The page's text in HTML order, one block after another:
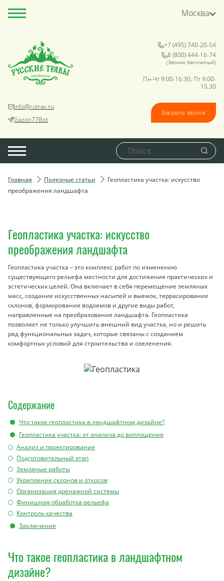
Москва
info@rutrav.ru
Gazon77Bot
+7 (495) 740-20-54
8 (800) 444-16-74
(Звонок бесплатный)
Пн-Чт 9:00-16:30, Пт 9:00-
15.30
Заказать звонок
Главная Полезные статьи
Геопластика участка: искусство
преображения ландшафта
Геопластика участка: искусство
преображения ландшафта
Геопластика участка – это комплекс работ по изменению
существующего рельефа местности для достижения практических и
эстетических целей. Она включает в себя перемещение земляных
масс, создание искусственных насыпей и выемок, террасирование
склонов, формирование водоемов и другие виды работ,
направленные на преобразование ландшафта. Геопластика
позволяет не только улучшить внешний вид участка, но и решить
ряд функциональных задач, которые связаны с созданием
комфортных условий для строительства и озеленения.
Содержание
Что такое геопластика в ландшафтном дизайне?
Геопластика участка: от анализа до воплощения
Анализ и проектирование
Подготовительный этап
Земляные работы
Укрепление склонов и откосов
Организация дренажной системы
Финишная обработка рельефа
Контроль качества
Заключение
Что такое геопластика в ландшафтном
дизайне?